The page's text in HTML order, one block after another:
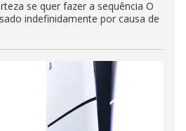
se quer fazer a sequência O
indefinidamente por causa de